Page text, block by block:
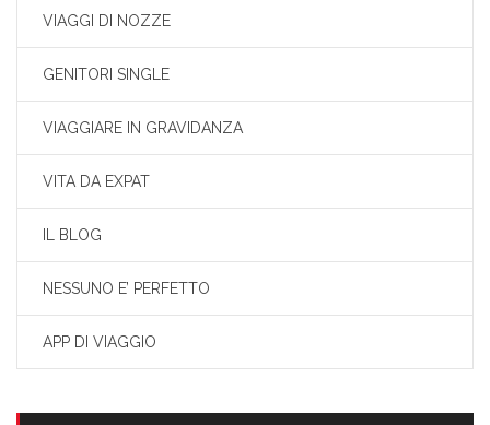
VIAGGI DI NOZZE
GENITORI SINGLE
VIAGGIARE IN GRAVIDANZA
VITA DA EXPAT
IL BLOG
NESSUNO E’ PERFETTO
APP DI VIAGGIO